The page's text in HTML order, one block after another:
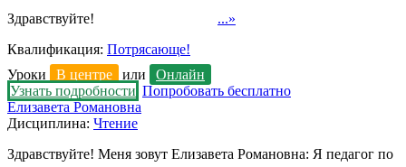
Здравствуйте! ...»
Квалификация: Потрясающе!
Уроки
В центре или
Онлайн
Узнать подробности Попробовать бесплатно
Елизавета Романовна
Дисциплина: Чтение
Здравствуйте! Меня зовут Елизавета Романовна: Я педагог по